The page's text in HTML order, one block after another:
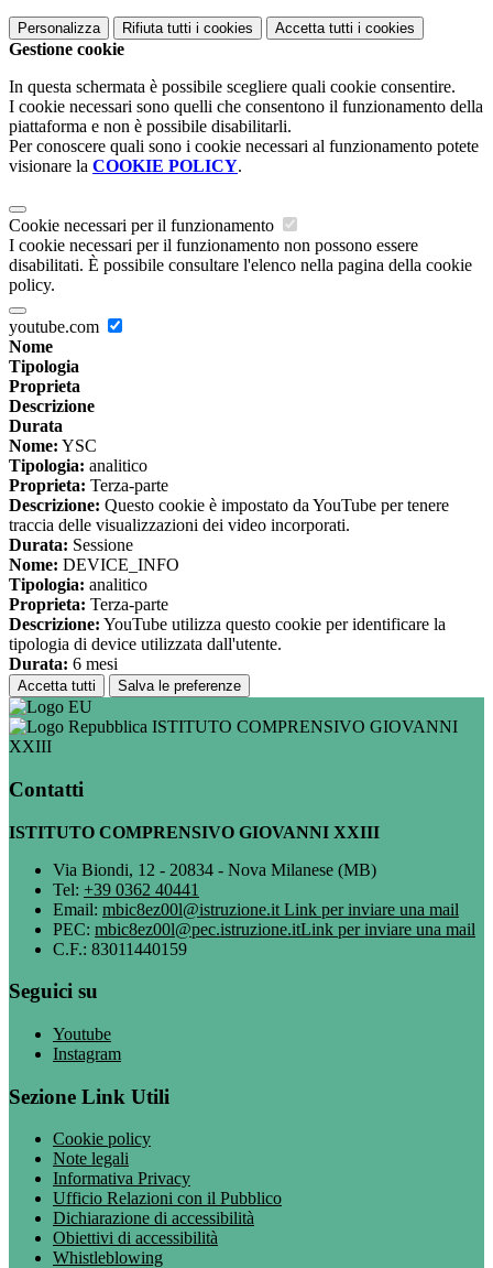
Personalizza Rifiuta tutti i cookies Accetta tutti i cookies
Gestione cookie
In questa schermata è possibile scegliere quali cookie consentire.
I cookie necessari sono quelli che consentono il funzionamento della
piattaforma e non è possibile disabilitarli.
Per conoscere quali sono i cookie necessari al funzionamento potete
visionare la COOKIE POLICY.
Cookie necessari per il funzionamento
I cookie necessari per il funzionamento non possono essere
disabilitati. È possibile consultare l'elenco nella pagina della cookie
policy.
youtube.com
Nome
Tipologia
Proprieta
Descrizione
Durata
Nome: YSC
Tipologia: analitico
Proprieta: Terza-parte
Descrizione: Questo cookie è impostato da YouTube per tenere
traccia delle visualizzazioni dei video incorporati.
Durata: Sessione
Nome: DEVICE_INFO
Tipologia: analitico
Proprieta: Terza-parte
Descrizione: YouTube utilizza questo cookie per identificare la
tipologia di device utilizzata dall'utente.
Durata: 6 mesi
Accetta tutti Salva le preferenze
ISTITUTO COMPRENSIVO GIOVANNI
XXIII
Contatti
ISTITUTO COMPRENSIVO GIOVANNI XXIII
Via Biondi, 12 - 20834 - Nova Milanese (MB)
Tel: +39 0362 40441
Email: mbic8ez00l@istruzione.it Link per inviare una mail
PEC: mbic8ez00l@pec.istruzione.itLink per inviare una mail
C.F.: 83011440159
Seguici su
Youtube
Instagram
Sezione Link Utili
Cookie policy
Note legali
Informativa Privacy
Ufficio Relazioni con il Pubblico
Dichiarazione di accessibilità
Obiettivi di accessibilità
Whistleblowing